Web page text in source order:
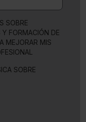
SOBRE
FORMACIÓN DE
MEJORAR MIS
SOBRE